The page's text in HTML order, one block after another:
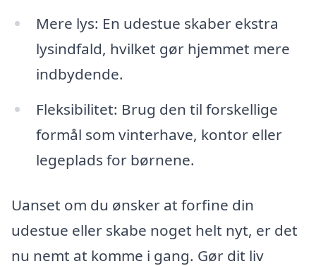
Mere lys: En udestue skaber ekstra
lysindfald, hvilket gør hjemmet mere
indbydende.
Fleksibilitet: Brug den til forskellige
formål som vinterhave, kontor eller
legeplads for børnene.
Uanset om du ønsker at forfine din
udestue eller skabe noget helt nyt, er det
nu nemt at komme i gang. Gør dit liv